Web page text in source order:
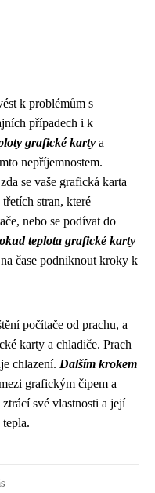
k problémům s
případech i k
grafické karty a
nepříjemnostem.
se vaše grafická karta
stran, které
nebo se podívat do
teplota grafické karty
čase podniknout kroky k
počítače od prachu, a
karty a chladiče. Prach
chlazení. Dalším krokem
grafickým čipem a
své vlastnosti a její